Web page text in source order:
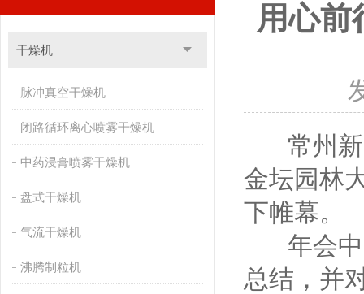
干燥机
脉冲真空干燥机
闭路循环离心喷雾干燥机
中药浸膏喷雾干燥机
盘式干燥机
气流干燥机
沸腾制粒机
用心
常州新
金坛园林
下帷幕。
年会中
总结，并